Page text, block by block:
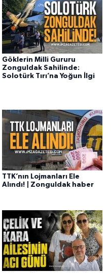
Göklerin Milli Gururu
Zonguldak Sahilinde:
Solotürk Tırı’na Yoğun İlgi
TTK’nın Lojmanları Ele
Alındı! | Zonguldak haber